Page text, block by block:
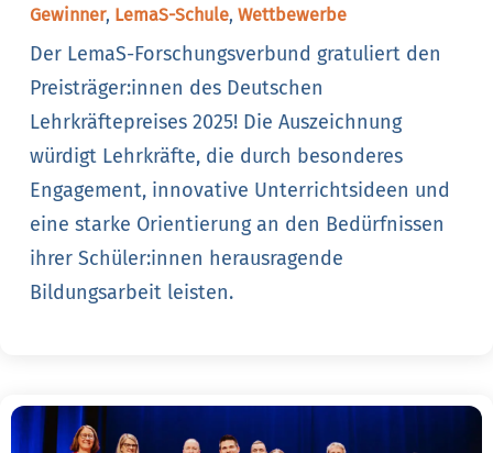
Gewinner, LemaS-Schule,Wettbewerbe
Der LemaS-Forschungsverbund gratuliert den
Preisträger:innen des Deutschen
Lehrkräftepreises 2025! Die Auszeichnung
würdigt Lehrkräfte, die durch besonderes
Engagement, innovative Unterrichtsideen und
eine starke Orientierung an den Bedürfnissen
ihrer Schüler:innen herausragende
Bildungsarbeit leisten.